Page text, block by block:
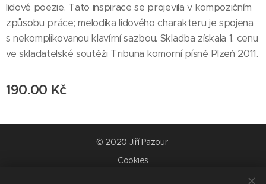
lidové poezie. Tato inspirace se projevila v kompozičním
způsobu práce; melodika lidového charakteru je spojena
s nekomplikovanou klavírní sazbou. Skladba získala 1. cenu
ve skladatelské soutěži Tribuna komorní písně Plzeň 2011.
190.00 Kč
© 2020 Jiří Pazour
Cookies